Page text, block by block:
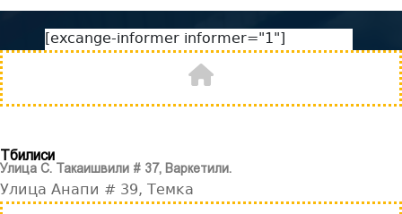
[excange-informer informer="1"]
Тбилиси
Улица С. Такаишвили # 37, Варкетили.
Улица Анапи # 39, Темка